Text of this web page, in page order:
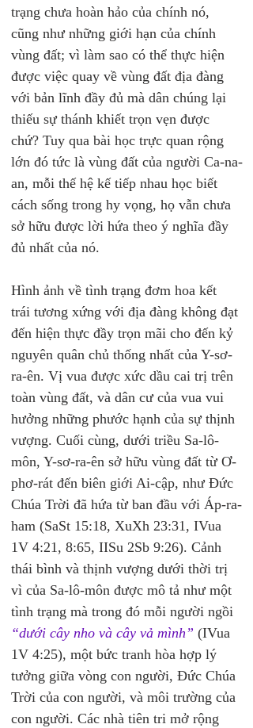
trạng chưa hoàn hảo của chính nó,
cũng như những giới hạn của chính
vùng đất; vì làm sao có thể thực hiện
được việc quay về vùng đất địa đàng
với bản lĩnh đầy đủ mà dân chúng lại
thiếu sự thánh khiết trọn vẹn được
chứ? Tuy qua bài học trực quan rộng
lớn đó tức là vùng đất của người Ca-na-
an, mỗi thế hệ kế tiếp nhau học biết
cách sống trong hy vọng, họ vẫn chưa
sở hữu được lời hứa theo ý nghĩa đầy
đủ nhất của nó.
Hình ảnh về tình trạng đơm hoa kết
trái tương xứng với địa đàng không đạt
đến hiện thực đầy trọn mãi cho đến kỷ
nguyên quân chủ thống nhất của Y-sơ-
ra-ên. Vị vua được xức dầu cai trị trên
toàn vùng đất, và dân cư của vua vui
hưởng những phước hạnh của sự thịnh
vượng. Cuối cùng, dưới triều Sa-lô-
môn, Y-sơ-ra-ên sở hữu vùng đất từ Ơ-
phơ-rát đến biên giới Ai-cập, như Đức
Chúa Trời đã hứa từ ban đầu với Áp-ra-
ham (SaSt 15:18, XuXh 23:31, IVua
1V 4:21, 8:65, IISu 2Sb 9:26). Cảnh
thái bình và thịnh vượng dưới thời trị
vì của Sa-lô-môn được mô tả như một
tình trạng mà trong đó mỗi người ngồi
“dưới cây nho và cây vả mình” (IVua
1V 4:25), một bức tranh hòa hợp lý
tưởng giữa vòng con người, Đức Chúa
Trời của con người, và môi trường của
con người. Các nhà tiên tri mở rộng